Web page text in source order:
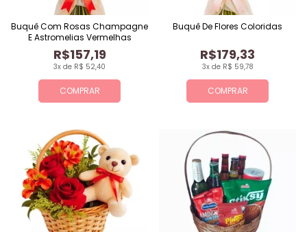
COMPRAR
3x de R$ 52,40
R$157,19
Buquê Com Rosas Champagne
E Astromelias Vermelhas
COMPRAR
3x de R$ 59,78
R$179,33
Buquê De Flores Coloridas